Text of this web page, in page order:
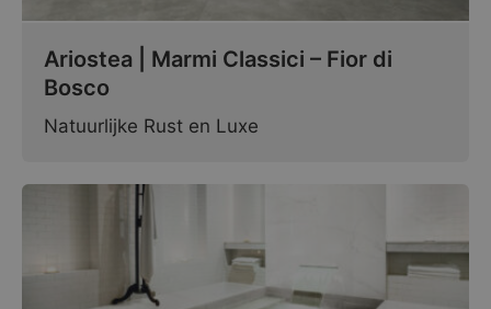
Ariostea | Marmi Classici – Fior di
Bosco
Natuurlijke Rust en Luxe